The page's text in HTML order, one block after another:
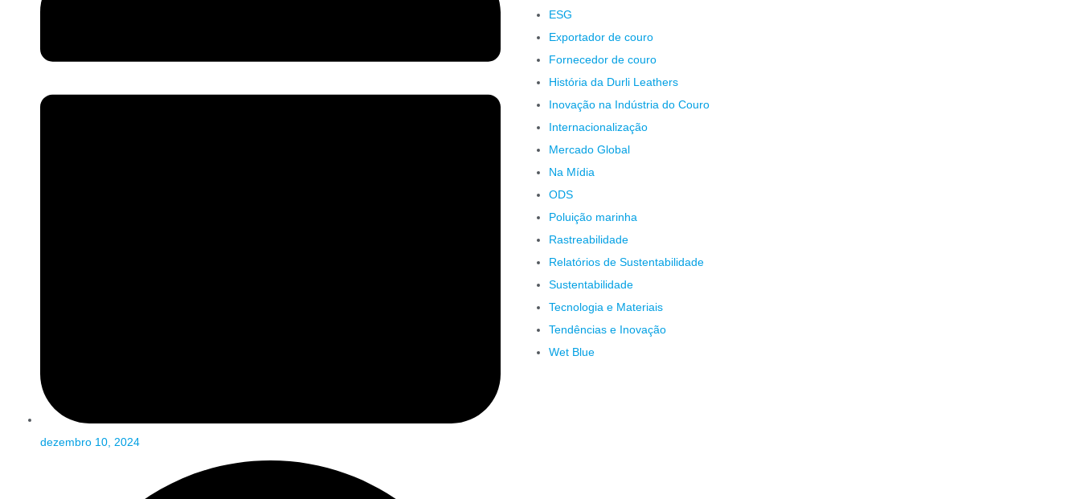
dezembro 10, 2024
ESG
Exportador de couro
Fornecedor de couro
História da Durli Leathers
Inovação na Indústria do Couro
Internacionalização
Mercado Global
Na Mídia
ODS
Poluição marinha
Rastreabilidade
Relatórios de Sustentabilidade
Sustentabilidade
Tecnologia e Materiais
Tendências e Inovação
Wet Blue